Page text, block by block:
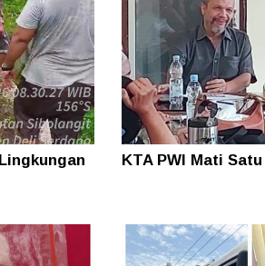
KTA PWI Mati